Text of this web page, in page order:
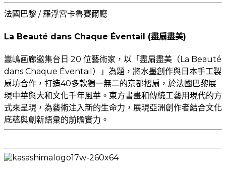
法國巴黎 / 羅浮宮卡魯賽爾廳
La Beauté dans Chaque Éventail (盡扇盡美)
嵩嶋画廊邀集台日 20 位藝術家，以「盡扇盡美（La Beauté
dans Chaque Éventail）」為題，將水墨創作與日本手工製
扇坊合作，打造40多款獨一無二的京都摺扇，於法國巴黎展
現中華與大和文化千年風華。東方書畫和傳統工藝用現代的方
式來呈現，為藝術注入新的生命力，展現亞洲創作者結合文化
底蘊與創新語彙的前瞻實力。